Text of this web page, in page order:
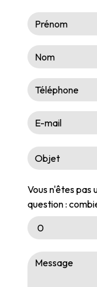
Vous n'êtes pas
question :